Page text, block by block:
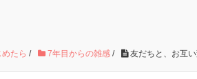
たら / 7年目からの雑感 / 友だちと、お互い